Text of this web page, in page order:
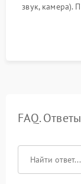
звук, камера).
для
FAQ.